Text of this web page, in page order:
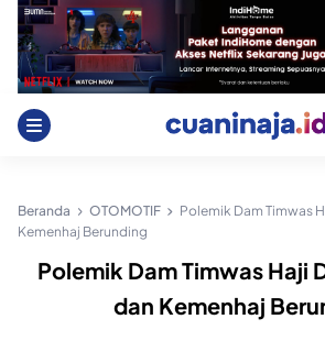
Skip
content
Beranda OTOMOTIF
Polemik Dam Timwas
Kemenhaj Berunding
Polemik Dam Timwas Haji
dan Kemenhaj